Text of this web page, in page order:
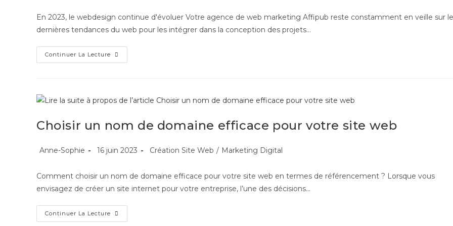
En 2023, le webdesign continue d'évoluer Votre agence de web marketing Affipub reste constamment en veille sur
dernières tendances du web pour les intégrer dans la conception des projets…
Continuer La Lecture
Choisir un nom de domaine efficace pour votre site web
Anne-Sophie 16 juin 2023 Création Site Web / Marketing Digital
Comment choisir un nom de domaine efficace pour votre site web en termes de référencement ? Lorsque vous
envisagez de créer un site internet pour votre entreprise, l’une des décisions…
Continuer La Lecture